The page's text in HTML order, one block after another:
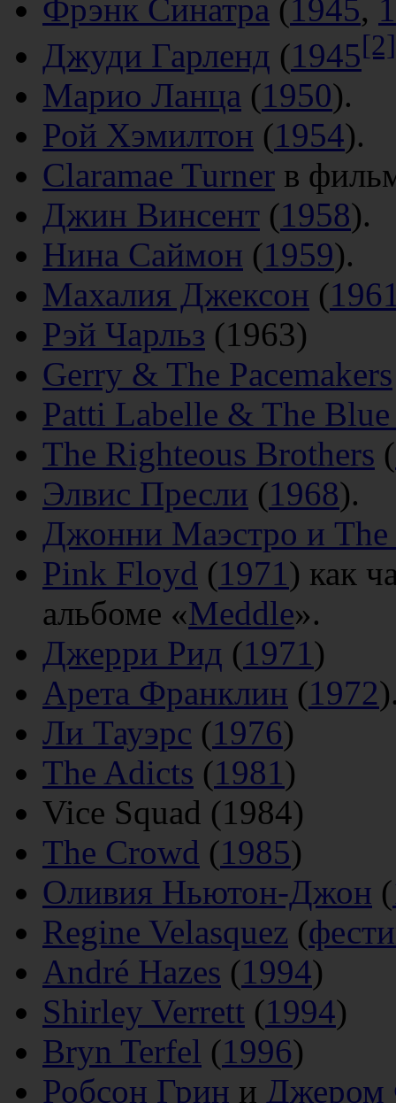
Фрэнк Синатра (1945,
Джуди Гарленд (1945[2]
Марио Ланца (1950).
Рой Хэмилтон (1954).
Claramae Turner в
Джин Винсент (1958).
Нина Саймон (1959).
Махалия Джексон (
Рэй Чарльз (1963)
Gerry & The Pacemakers
Patti Labelle & The
The Righteous Brothers (
Элвис Пресли (1968).
Джонни Маэстро и
Pink Floyd (1971) как
альбоме «Meddle».
Джерри Рид (1971)
Арета Франклин (1972
Ли Тауэрс (1976)
The Adicts (1981)
Vice Squad (1984)
The Crowd (1985)
Оливия Ньютон-Джон (
Regine Velasquez (
André Hazes (1994)
Shirley Verrett (1994)
Bryn Terfel (1996)
Робсон Грин и Джером